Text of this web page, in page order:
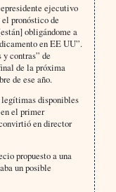
ejecutivo
pronóstico de
obligándome a
en EE UU”.
contras” de
de la próxima
de ese año.
legítimas disponibles
el primer
en director
propuesto a una
un posible